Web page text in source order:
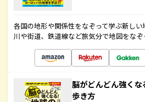
各国の地形や関係性をなぞって学ぶ新しい
川や街道、鉄道線など旅気分で地図をなぞ
脳がどんどん強く
歩き方